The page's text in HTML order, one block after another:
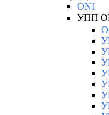
ONI
УПП